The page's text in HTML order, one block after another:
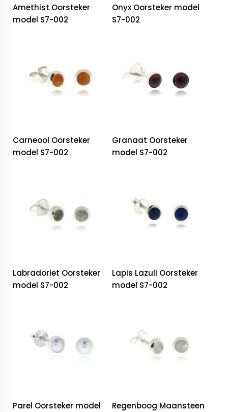
Amethist Oorsteker
model S7-002
Onyx Oorsteker model
S7-002
Carneool Oorsteker
model S7-002
Granaat Oorsteker
model S7-002
Labradoriet Oorsteker
model S7-002
Lapis Lazuli Oorsteker
model S7-002
Parel Oorsteker model
Regenboog Maansteen